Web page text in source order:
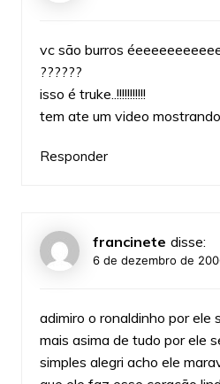
vc são burros
??????
isso é truke..!!!!!!!!!!!
tem ate um video mostrando
Responder
francinete disse:
6 de dezembro de
adimiro o ronaldinho por ele
mais asima de tudo por ele
simples alegri acho ele